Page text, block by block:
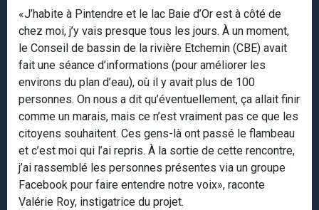
«J’habite à Pintendre et le lac Baie d’Or est à côté de
chez moi, j’y vais presque tous les jours. À un moment,
le Conseil de bassin de la rivière Etchemin (CBE) avait
fait une séance d’informations (pour améliorer les
environs du plan d’eau), où il y avait plus de 100
personnes. On nous a dit qu’éventuellement, ça allait finir
comme un marais, mais ce n’est vraiment pas ce que les
citoyens souhaitent. Ces gens-là ont passé le flambeau
et c’est moi qui l’ai repris. À la sortie de cette rencontre,
j’ai rassemblé les personnes présentes via un groupe
Facebook pour faire entendre notre voix», raconte
Valérie Roy, instigatrice du projet.